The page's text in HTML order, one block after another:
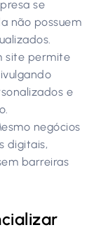
se
não possuem
site permite
e
negócios
digitais,
barreiras